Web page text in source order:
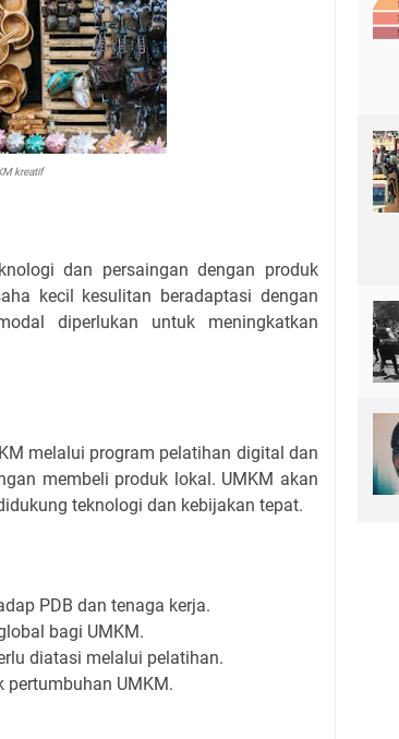
kreatif
dan persaingan dengan produk
kecil kesulitan beradaptasi dengan
diperlukan untuk meningkatkan
melalui program pelatihan digital dan
membeli produk lokal. UMKM akan
teknologi dan kebijakan tepat.
PDB dan tenaga kerja.
bagi UMKM.
diatasi melalui pelatihan.
pertumbuhan UMKM.